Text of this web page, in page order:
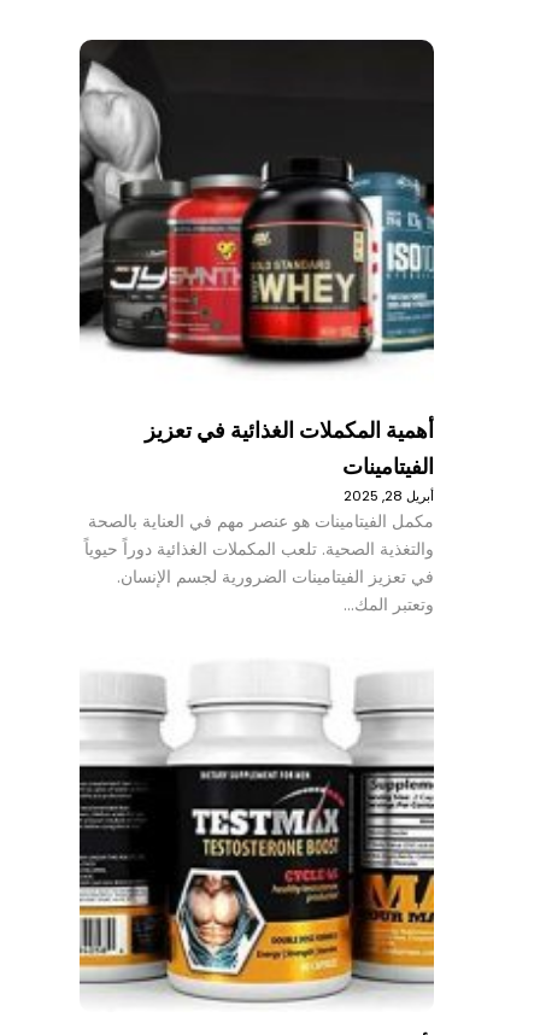
أهمية المكملات الغذائية في تعزيز
الفيتامينات
أبريل 28, 2025
مكمل الفيتامينات هو عنصر مهم في العناية بالصحة
والتغذية الصحية. تلعب المكملات الغذائية دوراً حيوياً
في تعزيز الفيتامينات الضرورية لجسم الإنسان.
وتعتبر المك…